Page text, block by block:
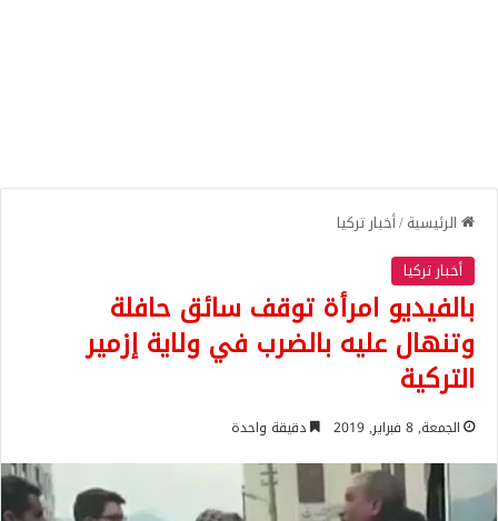
الرئيسية/أخبار تركيا
أخبار تركيا
بالفيديو امرأة توقف سائق حافلة
وتنهال عليه بالضرب في ولاية إزمير
التركية
الجمعة, 8 فبراير, 2019 دقيقة واحدة